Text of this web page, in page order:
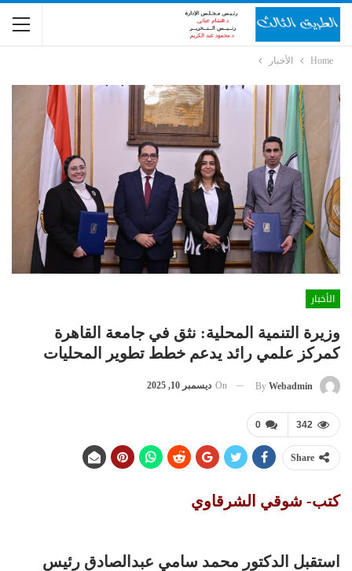
Home الأخبار
الأخبار
وزيرة التنمية المحلية: نثق في جامعة القاهرة
كمركز علمي رائد يدعم خطط تطوير المحليات
By Webadmin
On ديسمبر 10, 2025
0 342
Share
كتب- شوقي الشرقاوي
استقبل الدكتور محمد سامي عبدالصادق رئيس